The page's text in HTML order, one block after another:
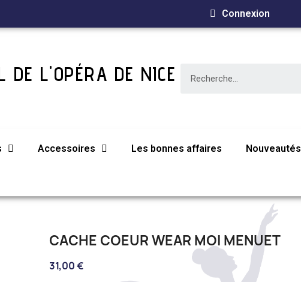
Connexion
DE L'OPÉRA DE NICE
Accessoires Les bonnes affaires Nouveautés
CACHE COEUR WEAR MOI MENUET
31,00 €